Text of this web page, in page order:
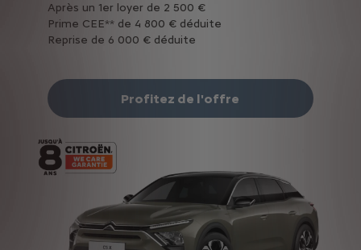
Après un 1er loyer de 2 500 €
Prime CEE** de 4 800 € déduite
Reprise de 6 000 € déduite
Profitez de l'offre